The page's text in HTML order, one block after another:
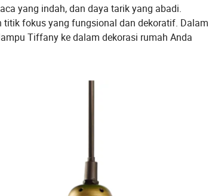
yang indah, dan daya tarik yang abadi.
fokus yang fungsional dan dekoratif. Dalam
Tiffany ke dalam dekorasi rumah Anda